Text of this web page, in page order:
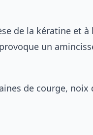
de la kératine et
un
de courge, noix